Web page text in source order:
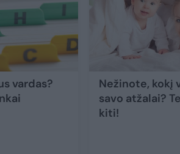
vardas?
Nežinote, kokį
savo atžalai?
kiti!